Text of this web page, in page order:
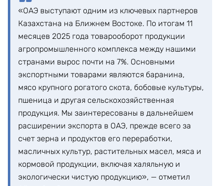
«ОАЭ выступают одним из ключевых партнеров
Казахстана на Ближнем Востоке. По итогам 11
месяцев 2025 года товарооборот продукции
агропромышленного комплекса между нашими
странами вырос почти на 7%. Основными
экспортными товарами являются баранина,
мясо крупного рогатого скота, бобовые культуры,
пшеница и другая сельскохозяйственная
продукция. Мы заинтересованы в дальнейшем
расширении экспорта в ОАЭ, прежде всего за
счет зерна и продуктов его переработки,
масличных культур, растительных масел, мяса и
кормовой продукции, включая халяльную и
экологически чистую продукцию», — отметил